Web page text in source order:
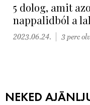
5 dolog, amit
nappalidból a
2023.06.24. 3 perc
NEKED